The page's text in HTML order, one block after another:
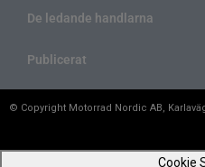
De ledande handlarna
Publicerat
© Copyright Motorrad Nordic AB,
Cookie